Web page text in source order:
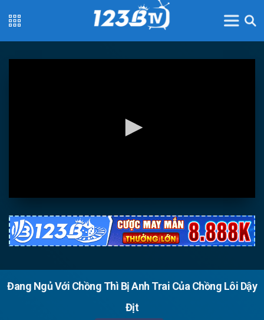
Đang Ngủ Với Chồng Thì Bị Anh Trai Của Chồng Lôi Dậy
Địt